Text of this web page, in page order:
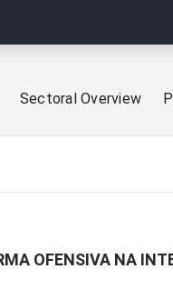
Sectoral Overview
OFENSIVA NA